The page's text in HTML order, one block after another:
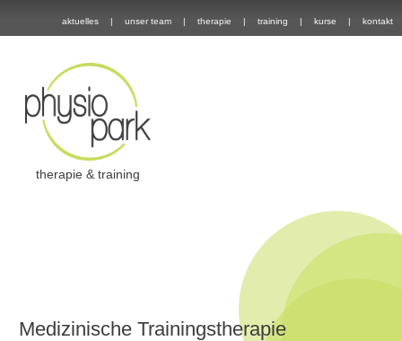
aktuelles unser team therapie training kurse kontakt
therapie & training
Medizinische Trainingstherapie